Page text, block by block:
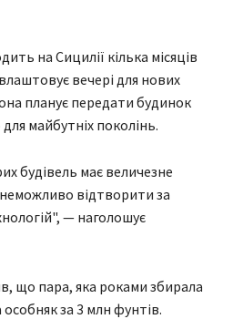
на Сицилії кілька місяців
вечері для нових
планує передати будинок
майбутніх поколінь.
будівель має величезне
відтворити за
— наголошує
що пара, яка роками збирала
за 3 млн фунтів.